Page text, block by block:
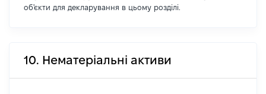
об'єкти для декларування в цьому розділі.
10. Нематеріальні активи